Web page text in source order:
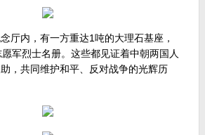
厅内，有一方重达1吨的大理石基座，
军烈士名册。这些都见证着中朝两国人
，共同维护和平、反对战争的光辉历